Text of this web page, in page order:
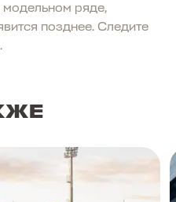
ряде,
позднее. Следите